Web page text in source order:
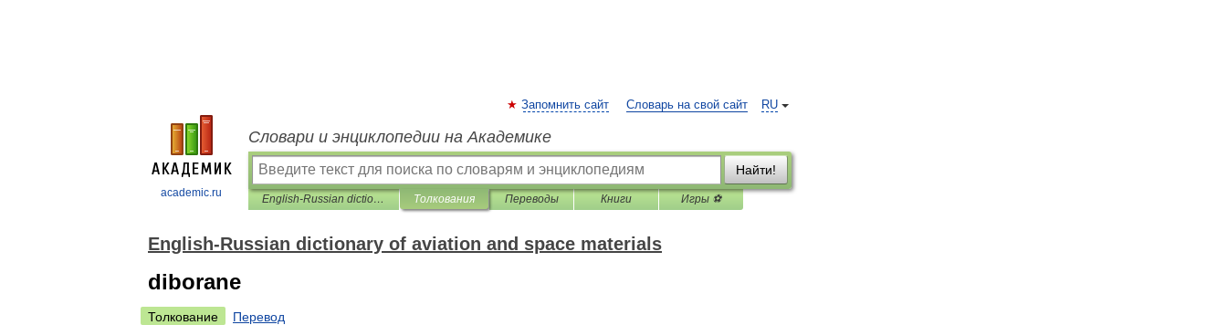
academic.ru
RU
Запомнить сайт Словарь на свой сайт
Словари и энциклопедии на Академике
Найти!
English-Russian dictionary of aviation and space materials Толкования Переводы Книги Игры ⚽
English-Russian dictionary of aviation and space materials
diborane
Толкование
Перевод